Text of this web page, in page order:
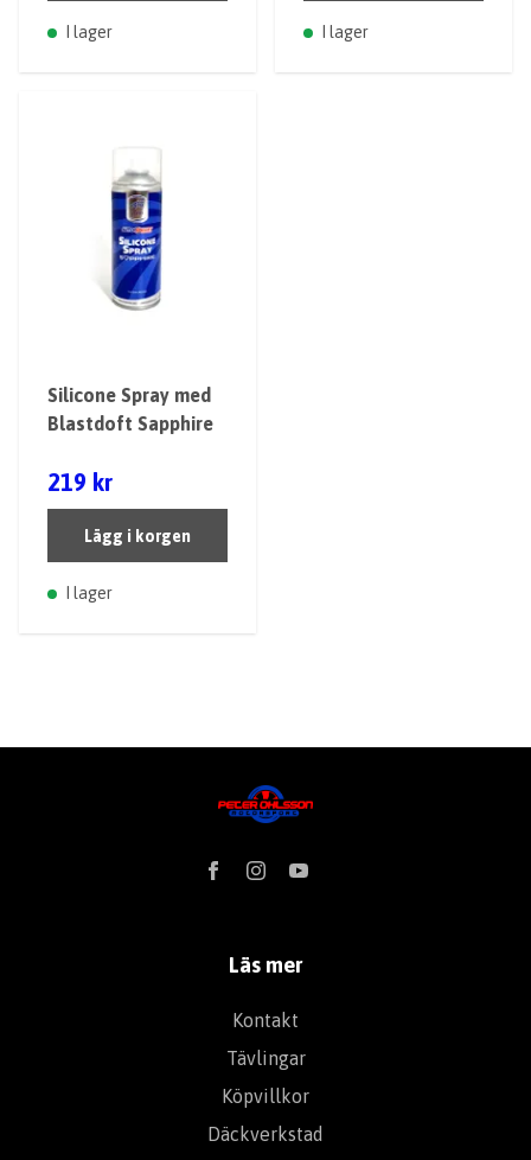
I lager I lager
Silicone Spray med
Blastdoft Sapphire
219 kr
Lägg i korgen
I lager
Läs mer
Kontakt
Tävlingar
Köpvillkor
Däckverkstad